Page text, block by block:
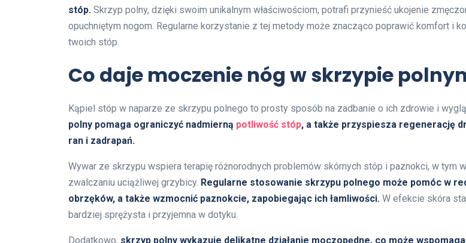
stóp. Skrzyp polny, dzięki swoim unikalnym właściwościom, potrafi przynieść ukojenie
opuchniętym nogom. Regularne korzystanie z tej metody może znacząco poprawić komfort i
twoich stóp.
Co daje moczenie nóg w skrzypie
Kąpiel stóp w naparze ze skrzypu polnego to prosty sposób na zadbanie o ich zdrowie i
polny pomaga ograniczyć nadmierną potliwość stóp, a także przyspiesza regenerację
ran i zadrapań.
Wywar ze skrzypu wspiera terapię różnorodnych problemów skórnych stóp i paznokci, w tym w
zwalczaniu uciążliwej grzybicy. Regularne stosowanie skrzypu polnego może pomóc w
obrzęków, a także wzmocnić paznokcie, zapobiegając ich łamliwości. W efekcie skóra
bardziej sprężysta i przyjemna w dotyku.
Dodatkowo, skrzyp polny wykazuje delikatne działanie moczopędne, co może